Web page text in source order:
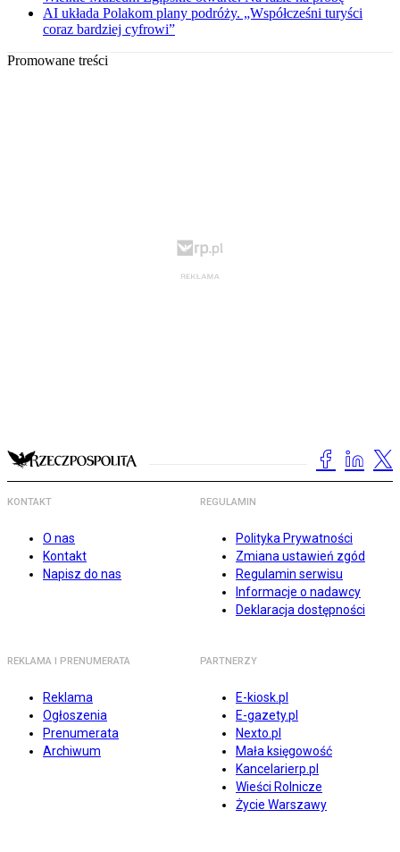
AI układa Polakom plany podróży. „Współcześni turyści
coraz bardziej cyfrowi”
Promowane treści
KONTAKT
O nas
Kontakt
Napisz do nas
REGULAMIN
Polityka Prywatności
Zmiana ustawień zgód
Regulamin serwisu
Informacje o nadawcy
Deklaracja dostępności
REKLAMA I PRENUMERATA
Reklama
Ogłoszenia
Prenumerata
Archiwum
PARTNERZY
E-kiosk.pl
E-gazety.pl
Nexto.pl
Mała księgowość
Kancelarierp.pl
Wieści Rolnicze
Życie Warszawy